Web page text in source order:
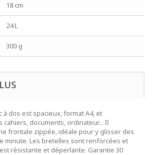
18 cm
24 L
300 g
à dos est spacieux, format A4, et
cahiers, documents, ordinateur... Il
frontale zippée, idéale pour y glisser des
minute. Les bretelles sont renforcées et
résistante et déperlante. Garantie 30